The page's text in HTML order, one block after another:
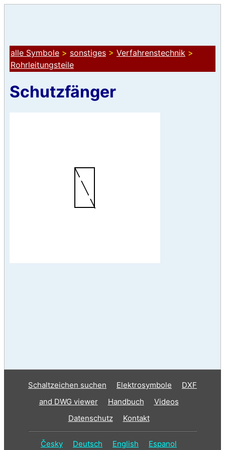
alle Symbole > sonstiges > Verfahrenstechnik >
Rohrleitungsteile
Schutzfänger
Schaltzeichen suchen Elektrosymbole
DXF
and DWG viewer
Handbuch
Videos
Datenschutz
Kontakt
Česky Deutsch English Espanol